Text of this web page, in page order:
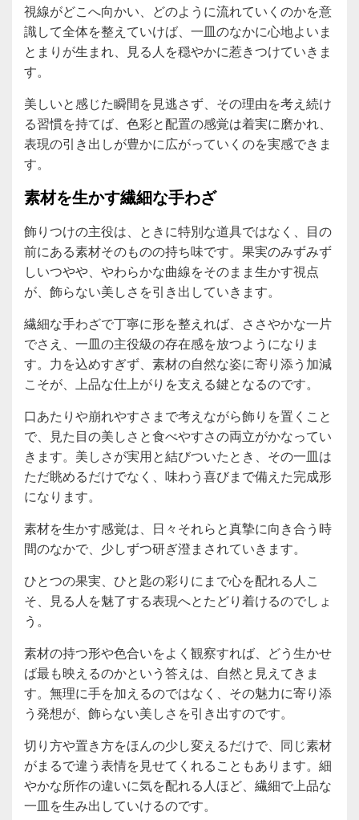
視線がどこへ向かい、どのように流れていくのかを意
識して全体を整えていけば、一皿のなかに心地よいま
とまりが生まれ、見る人を穏やかに惹きつけていきま
す。
美しいと感じた瞬間を見逃さず、その理由を考え続け
る習慣を持てば、色彩と配置の感覚は着実に磨かれ、
表現の引き出しが豊かに広がっていくのを実感できま
す。
素材を生かす繊細な手わざ
飾りつけの主役は、ときに特別な道具ではなく、目の
前にある素材そのものの持ち味です。果実のみずみず
しいつやや、やわらかな曲線をそのまま生かす視点
が、飾らない美しさを引き出していきます。
繊細な手わざで丁寧に形を整えれば、ささやかな一片
でさえ、一皿の主役級の存在感を放つようになりま
す。力を込めすぎず、素材の自然な姿に寄り添う加減
こそが、上品な仕上がりを支える鍵となるのです。
口あたりや崩れやすさまで考えながら飾りを置くこと
で、見た目の美しさと食べやすさの両立がかなってい
きます。美しさが実用と結びついたとき、その一皿は
ただ眺めるだけでなく、味わう喜びまで備えた完成形
になります。
素材を生かす感覚は、日々それらと真摯に向き合う時
間のなかで、少しずつ研ぎ澄まされていきます。
ひとつの果実、ひと匙の彩りにまで心を配れる人こ
そ、見る人を魅了する表現へとたどり着けるのでしょ
う。
素材の持つ形や色合いをよく観察すれば、どう生かせ
ば最も映えるのかという答えは、自然と見えてきま
す。無理に手を加えるのではなく、その魅力に寄り添
う発想が、飾らない美しさを引き出すのです。
切り方や置き方をほんの少し変えるだけで、同じ素材
がまるで違う表情を見せてくれることもあります。細
やかな所作の違いに気を配れる人ほど、繊細で上品な
一皿を生み出していけるのです。